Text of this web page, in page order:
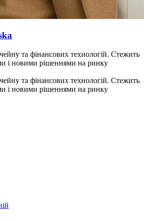
та фінансових технологій. Стежить
і новими рішеннями на ринку
та фінансових технологій. Стежить
і новими рішеннями на ринку